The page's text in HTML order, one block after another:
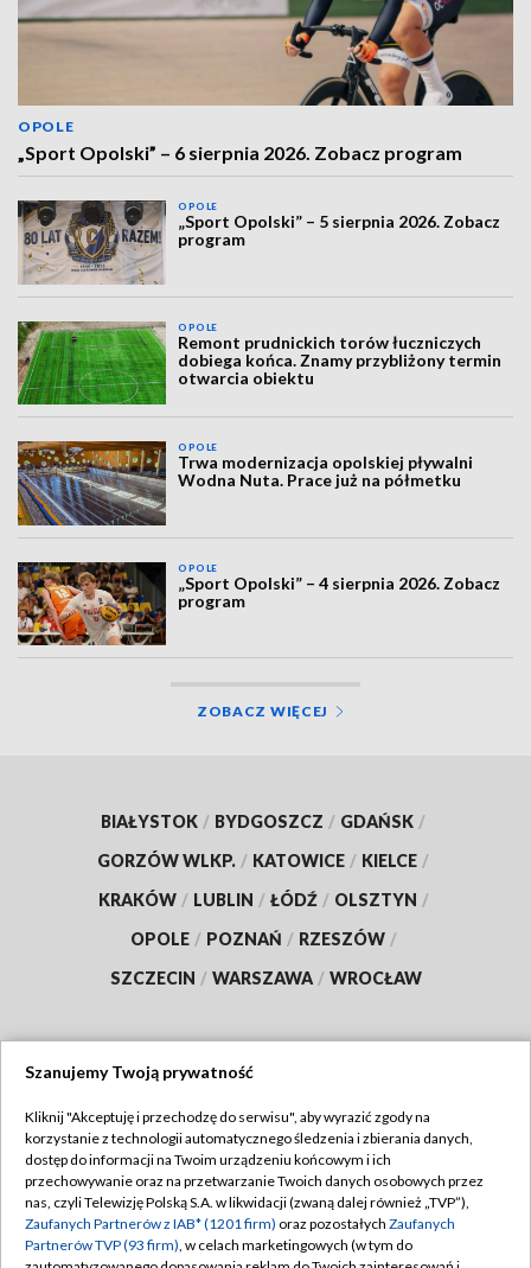
OPOLE
„Sport Opolski” – 6 sierpnia 2026. Zobacz program
OPOLE
„Sport Opolski” – 5 sierpnia 2026. Zobacz
program
OPOLE
Remont prudnickich torów łuczniczych
dobiega końca. Znamy przybliżony termin
otwarcia obiektu
OPOLE
Trwa modernizacja opolskiej pływalni
Wodna Nuta. Prace już na półmetku
OPOLE
„Sport Opolski” – 4 sierpnia 2026. Zobacz
program
ZOBACZ WIĘCEJ
BIAŁYSTOK / BYDGOSZCZ / GDAŃSK /
GORZÓW WLKP. / KATOWICE / KIELCE /
KRAKÓW / LUBLIN / ŁÓDŹ / OLSZTYN /
OPOLE / POZNAŃ / RZESZÓW /
SZCZECIN / WARSZAWA / WROCŁAW
TVP
Abonament TVP
Emisja w TVP
Centrum informacji TVP
Regulamin TVP
Polityka prywatności
Szanujemy Twoją prywatność
Kliknij "Akceptuję i przechodzę do serwisu", aby wyrazić zgody na
korzystanie z technologii automatycznego śledzenia i zbierania danych,
dostęp do informacji na Twoim urządzeniu końcowym i ich
przechowywanie oraz na przetwarzanie Twoich danych osobowych przez
nas, czyli Telewizję Polską S.A. w likwidacji (zwaną dalej również „TVP”),
Zaufanych Partnerów z IAB* (1201 firm) oraz pozostałych Zaufanych
Partnerów TVP (93 firm), w celach marketingowych (w tym do